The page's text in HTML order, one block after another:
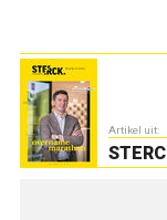
Artikel uit: